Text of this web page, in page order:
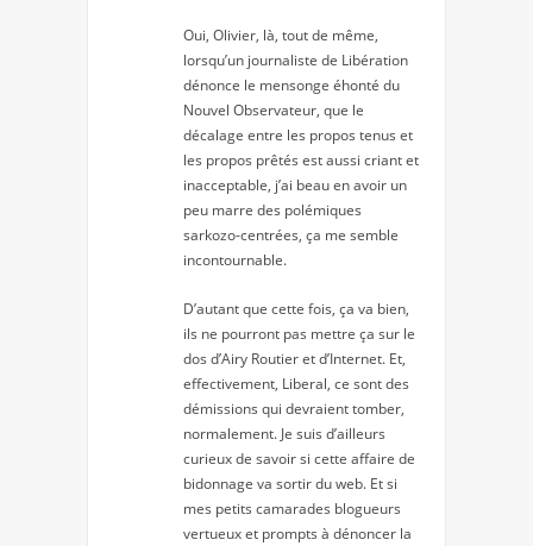
Oui, Olivier, là, tout de même,
lorsqu’un journaliste de Libération
dénonce le mensonge éhonté du
Nouvel Observateur, que le
décalage entre les propos tenus et
les propos prêtés est aussi criant et
inacceptable, j’ai beau en avoir un
peu marre des polémiques
sarkozo-centrées, ça me semble
incontournable.
D’autant que cette fois, ça va bien,
ils ne pourront pas mettre ça sur le
dos d’Airy Routier et d’Internet. Et,
effectivement, Liberal, ce sont des
démissions qui devraient tomber,
normalement. Je suis d’ailleurs
curieux de savoir si cette affaire de
bidonnage va sortir du web. Et si
mes petits camarades blogueurs
vertueux et prompts à dénoncer la